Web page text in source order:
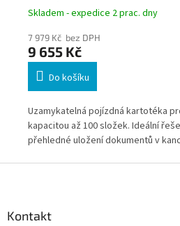
Skladem - expedice 2 prac. dny
7 979 Kč bez DPH
9 655 Kč
Do košíku
Uzamykatelná pojízdná kartotéka
kapacitou až 100 složek. Ideální
přehledné uložení dokumentů v
Kontakt